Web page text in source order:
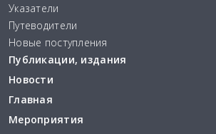
Указатели
Путеводители
Новые поступления
Публикации, издания
Новости
Главная
Мероприятия